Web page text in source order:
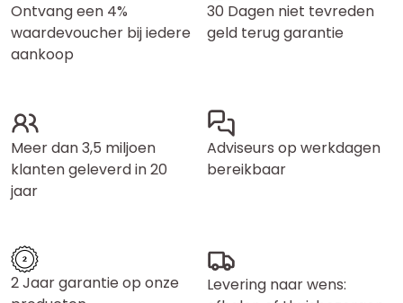
Ontvang een 4%
waardevoucher bij iedere
aankoop
30 Dagen niet tevreden
geld terug garantie
Meer dan 3,5 miljoen
klanten geleverd in 20
jaar
Adviseurs op werkdagen
bereikbaar
2 Jaar garantie op onze
Levering naar wens: